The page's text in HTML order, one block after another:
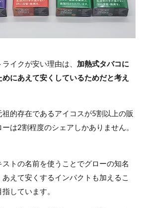
イクが安い理由は、 加熱式タバコに
にあえて安くしているためだと考え
的存在であるアイコスが5割以上の販
は2割程度のシェアしかありません。
トの名前を使うことでグローの知名
えて安くするインパクトも加えるこ
しています。